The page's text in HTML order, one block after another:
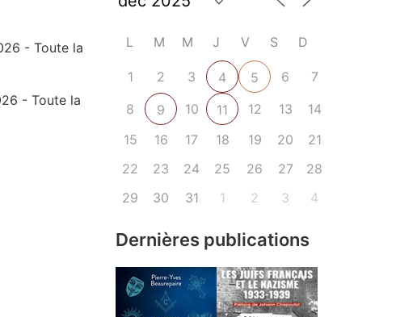
- Toute la
- Toute la
L M M J V S D
1 2 3 4 5 6
7
8
9 10 11 12 13
14
15
16 17 18 19 20
21
22
23 24 25 26 27
28
29
30 31 1 2 3 4
Dernières publications